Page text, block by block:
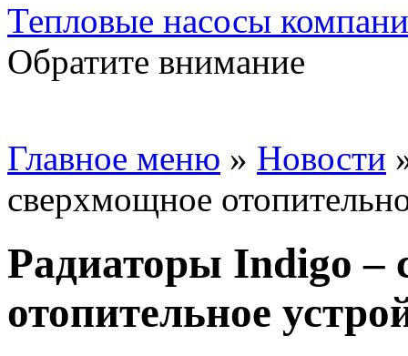
Тепловые насосы
Обратите внимание
Главное меню » Новости
сверхмощное
Радиаторы Indigo –
отопительное